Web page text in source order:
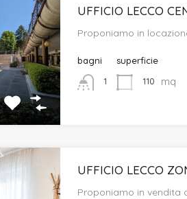
UFFICIO LECCO
Proponiamo in
bagni
1
superficie
110
mq
UFFICIO LECCO
Proponiamo in vendita